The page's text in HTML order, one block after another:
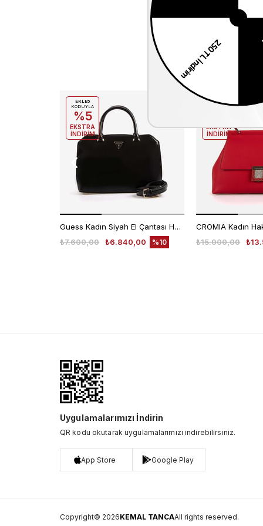
Guess Kadın Siyah El Çantası HWNG9496060
₺6.840,00
₺7.600,00 %10
EKLE5
KODUYLA
%5
EKSTRA
İNDİRİM
₺15.000,00
EKLE5
KODUYLA
EKSTRA
İNDİRİM
Uygulamalarımızı İndirin
QR kodu okutarak uygulamalarımızı indirebilirsiniz.
App Store Google Play
Copyright© 2026KEMAL TANCAAll rights reserved.